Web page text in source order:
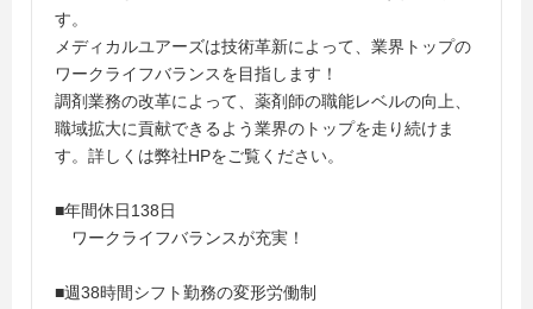
す。
メディカルユアーズは技術革新によって、業界トップの
ワークライフバランスを目指します！
調剤業務の改革によって、薬剤師の職能レベルの向上、
職域拡大に貢献できるよう業界のトップを走り続けま
す。詳しくは弊社HPをご覧ください。
■年間休日138日
ワークライフバランスが充実！
■週38時間シフト勤務の変形労働制